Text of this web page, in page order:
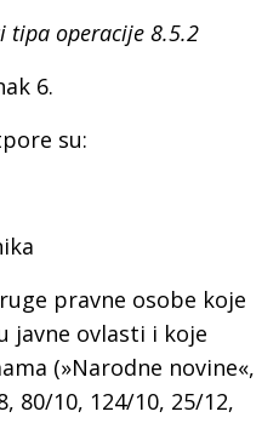
tipa operacije 8.5.2
6.
su:
pravne osobe koje
javne ovlasti i koje
(»Narodne novine«,
80/10, 124/10, 25/12,